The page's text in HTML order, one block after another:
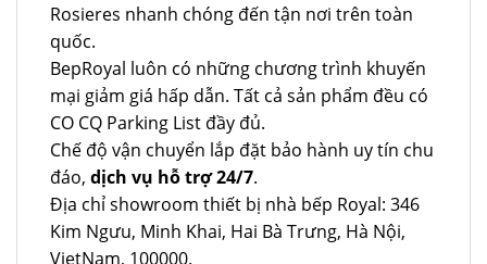
Rosieres nhanh chóng đến tận nơi trên toàn
quốc.
BepRoyal luôn có những chương trình khuyến
mại giảm giá hấp dẫn. Tất cả sản phẩm đều có
CO CQ Parking List đầy đủ.
Chế độ vận chuyển lắp đặt bảo hành uy tín chu
đáo, dịch vụ hỗ trợ 24/7.
Địa chỉ showroom thiết bị nhà bếp Royal: 346
Kim Ngưu, Minh Khai, Hai Bà Trưng, Hà Nội,
VietNam, 100000.